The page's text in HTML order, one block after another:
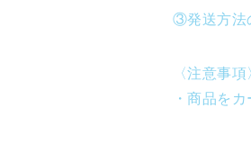
③発送方法
〈注意事項
・商品を